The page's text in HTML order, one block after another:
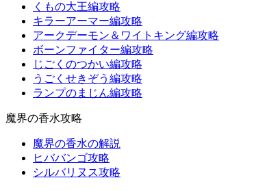
くもの大王編攻略
キラーアーマー編攻略
アークデーモン＆ワイトキング編攻略
ボーンファイター編攻略
じごくのつかい編攻略
うごくせきぞう編攻略
ランプのまじん編攻略
魔界の香水攻略
魔界の香水の解説
ヒババンゴ攻略
シルバリヌス攻略